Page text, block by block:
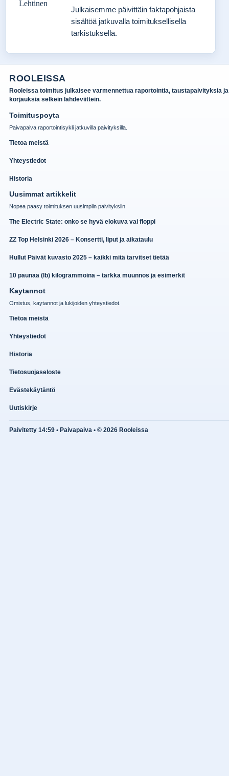
Julkaisemme päivittäin faktapohjaista
sisältöä jatkuvalla toimituksellisella
tarkistuksella.
ROOLEISSA
Rooleissa toimitus julkaisee varmennettua raportointia, taustapaivityksia ja
korjauksia selkein lahdeviittein.
Toimituspoyta
Paivapaiva raportointisykli jatkuvilla paivityksilla.
Tietoa meistä
Yhteystiedot
Historia
Uusimmat artikkelit
Nopea paasy toimituksen uusimpiin paivityksiin.
The Electric State: onko se hyvä elokuva vai floppi
ZZ Top Helsinki 2026 – Konsertti, liput ja aikataulu
Hullut Päivät kuvasto 2025 – kaikki mitä tarvitset tietää
10 paunaa (lb) kilogrammoina – tarkka muunnos ja esimerkit
Kaytannot
Omistus, kaytannot ja lukijoiden yhteystiedot.
Tietoa meistä
Yhteystiedot
Historia
Tietosuojaseloste
Evästekäytäntö
Uutiskirje
Paivitetty 14:59 • Paivapaiva • © 2026 Rooleissa